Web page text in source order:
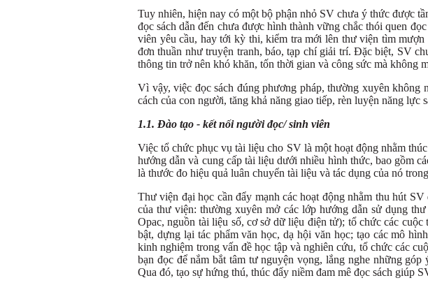
Tuy nhiên, hiện nay có một bộ phận nhỏ SV chưa ý thức được
đọc sách dẫn đến chưa được hình thành vững chắc thói quen
viên yêu cầu, hay tới kỳ thi, kiểm tra mới lên thư viện tìm
đơn thuần như truyện tranh, báo, tạp chí giải trí. Đặc biệt, SV
thông tin trở nên khó khăn, tốn thời gian và công sức mà không
Vì vậy, việc đọc sách đúng phương pháp, thường xuyên không
cách của con người, tăng khả năng giao tiếp, rèn luyện năng
1.1. Đào tạo - kết nối người đọc/ sinh viên
Việc tổ chức phục vụ tài liệu cho SV là một hoạt động nhằm
hướng dẫn và cung cấp tài liệu dưới nhiều hình thức, bao gồm
là thước đo hiệu quả luân chuyển tài liệu và tác dụng của nó
Thư viện đại học cần đẩy mạnh các hoạt động nhằm thu hút
của thư viện: thường xuyên mở các lớp hướng dẫn sử dụng
Opac, nguồn tài liệu số, cơ sở dữ liệu điện tử); tổ chức các
bật, dựng lại tác phẩm văn học, dạ hội văn học; tạo các mô
kinh nghiệm trong vấn đề học tập và nghiên cứu, tổ chức các
bạn đọc để nắm bắt tâm tư nguyện vọng, lắng nghe những
Qua đó, tạo sự hứng thú, thúc đẩy niềm đam mê đọc sách giúp